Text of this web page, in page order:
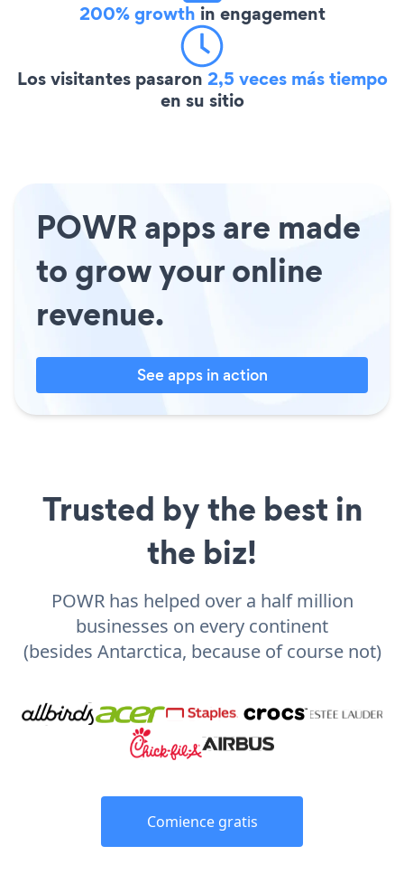
200% growth in engagement
Los visitantes pasaron 2,5 veces más tiempo
en su sitio
POWR apps are made
to grow your online
revenue.
See apps in action
Trusted by the best in
the biz!
POWR has helped over a half million
businesses on every continent
(besides Antarctica, because of course not)
Comience gratis